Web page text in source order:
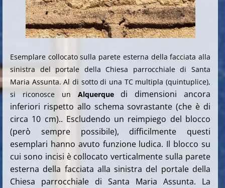
Esemplare collocato sulla parete esterna della facciata alla
sinistra del portale della Chiesa parrocchiale di Santa
Maria Assunta.Al di sotto di una TC multipla (quintuplice),
si riconosce un Alquerque di dimensioni ancora
inferiori rispetto allo schema sovrastante (che è di
circa 10 cm).. Escludendo un reimpiego del blocco
(però sempre possibile), difficilmente questi
esemplari hanno avuto funzione ludica. Il blocco su
cui sono incisi è collocato verticalmente sulla parete
esterna della facciata alla sinistra del portale della
Chiesa parrocchiale di Santa Maria Assunta. La